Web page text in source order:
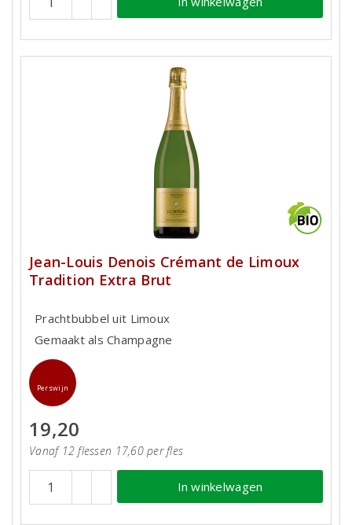
Jean-Louis Denois Crémant de Limoux
Tradition Extra Brut
Prachtbubbel uit Limoux
Gemaakt als Champagne
Perswijn
19,20
Vanaf 12 flessen 17,60 per fles
In winkelwagen